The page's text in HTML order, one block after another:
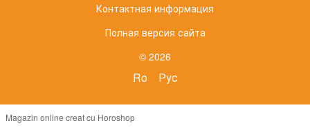
Контактная информация
Полная версия сайта
© 2026
Ro Рус
Magazin online creat cu Horoshop